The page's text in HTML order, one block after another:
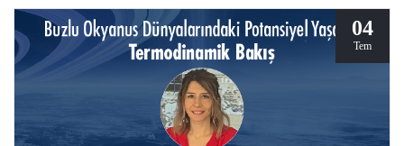
04
Tem